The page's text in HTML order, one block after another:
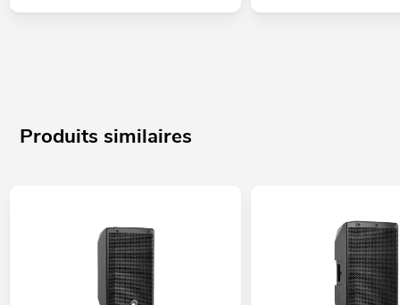
Produits similaires